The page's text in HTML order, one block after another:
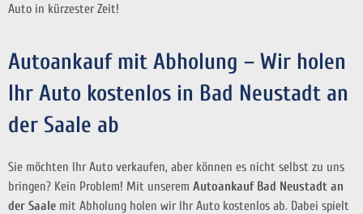
Auto in kürzester Zeit!
Autoankauf mit Abholung – Wir holen
Ihr Auto kostenlos in Bad Neustadt an
der Saale ab
Sie möchten Ihr Auto verkaufen, aber können es nicht selbst zu uns
bringen? Kein Problem! Mit unserem Autoankauf Bad Neustadt an
der Saale mit Abholung holen wir Ihr Auto kostenlos ab. Dabei spielt